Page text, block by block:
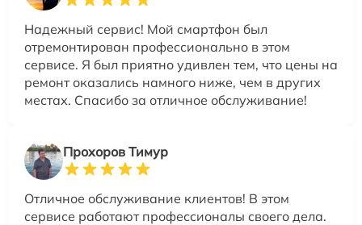
Надежный сервис! Мой смартфон был
отремонтирован профессионально в этом
сервисе. Я был приятно удивлен тем, что цены на
ремонт оказались намного ниже, чем в других
местах. Спасибо за отличное обслуживание!
Прохоров Тимур
Отличное обслуживание клиентов! В этом
сервисе работают профессионалы своего дела.